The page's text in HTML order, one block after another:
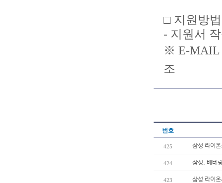
□ 지원방
- 지원서
※ E-MAIL
조
번호
425 삼성 라이
424 삼성, 베테
423 삼성 라이